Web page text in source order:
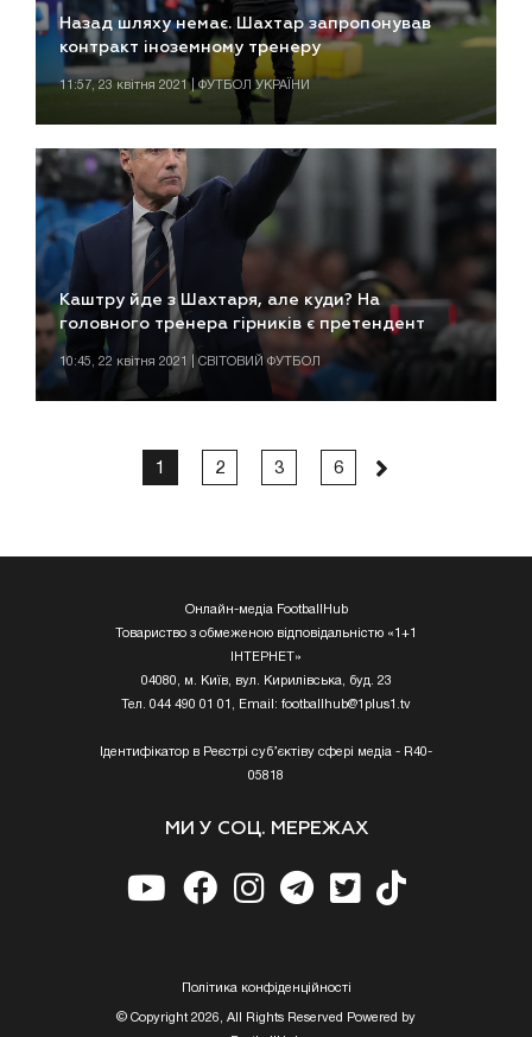
Назад шляху немає. Шахтар запропонував
контракт іноземному тренеру
11:57, 23 квітня 2021 | ФУТБОЛ УКРАЇНИ
Каштру йде з Шахтаря, але куди? На
головного тренера гірників є претендент
10:45, 22 квітня 2021 | СВІТОВИЙ ФУТБОЛ
1 2 3 6
Онлайн-медіа FootballHub
Товариство з обмеженою відповідальністю «1+1
ІНТЕРНЕТ»
04080, м. Київ, вул. Кирилівська, буд. 23
Тел. 044 490 01 01, Email: footballhub@1plus1.tv
Ідентифікатор в Реєстрі суб’єктіву сфері медіа - R40-
05818
МИ У СОЦ. МЕРЕЖАХ
Полiтика конфiденцiйностi
© Copyright 2026, All Rights Reserved Powered by